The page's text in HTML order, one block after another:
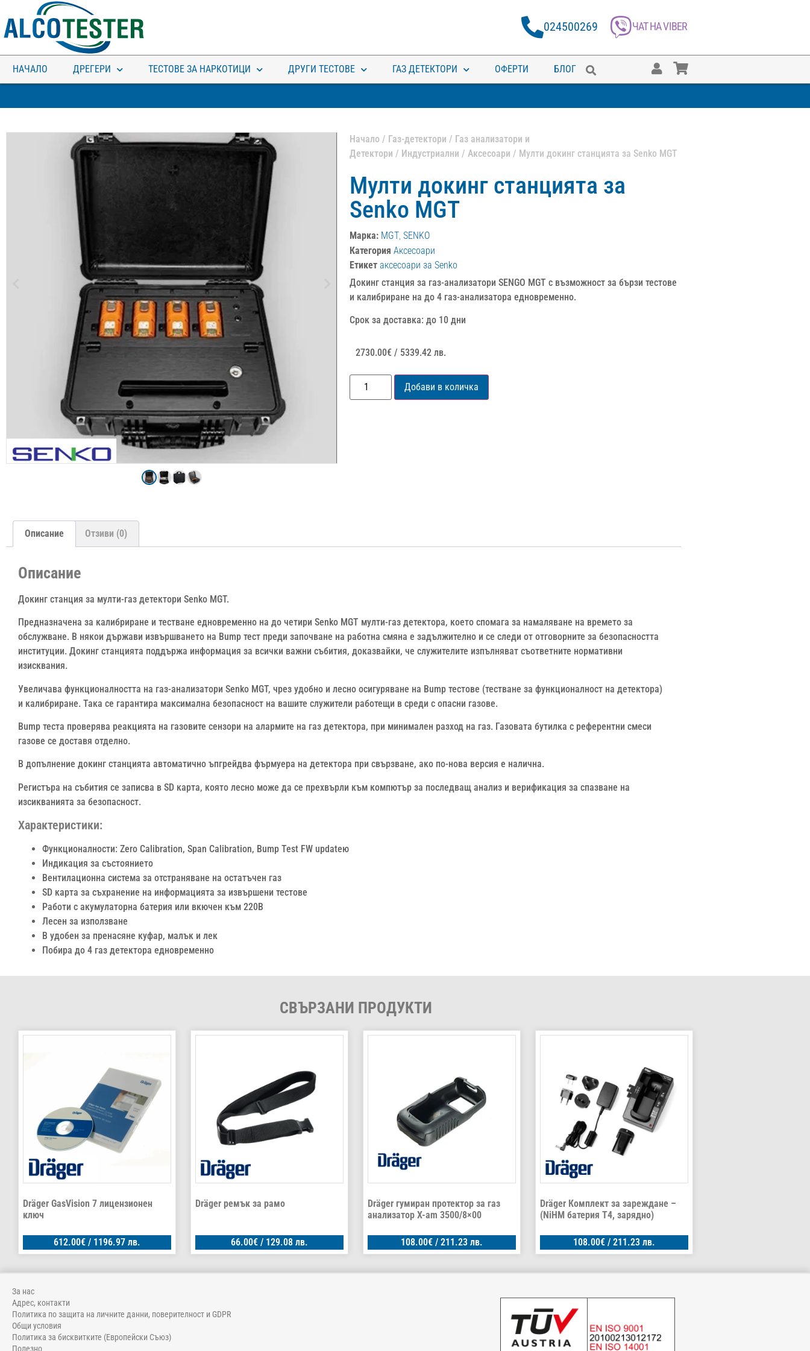
024500269 ЧАТ НА VIBER
НАЧАЛО ДРЕГЕРИ ТЕСТОВЕ ЗА НАРКОТИЦИ ДРУГИ ТЕСТОВЕ ГАЗ ДЕТЕКТОРИ ОФЕРТИ БЛОГ
Начало / Газ-детектори / Газ анализатори и
Детектори / Индустриални / Аксесоари / Мулти докинг станцията за Senko MGT
Мулти докинг станцията за
Senko MGT
Марка: MGT, SENKO
Категория Аксесоари
Етикет аксесоари за Senko
Докинг станция за газ-анализатори SENGO MGT с възможност за бързи тестове
и калибриране на до 4 газ-анализатора едновременно.
Срок за доставка: до 10 дни
2730.00€ / 5339.42 лв.
Добави в количка
Описание Отзиви (0)
Описание
Докинг станция за мулти-газ детектори Senko MGT.
Предназначена за калибриране и тестване едновременно на до четири Senko MGT мулти-газ детектора, което спомага за намаляване на времето за
обслужване. В някои държави извършването на Bump тест преди започване на работна смяна е задължително и се следи от отговорните за безопасността
институции. Докинг станцията поддържа информация за всички важни събития, доказвайки, че служителите изпълняват съответните нормативни
изисквания.
Увеличава функционалността на газ-анализатори Senko MGT, чрез удобно и лесно осигуряване на Bump тестове (тестване за функционалност на детектора)
и калибриране. Така се гарантира максимална безопасност на вашите служители работещи в среди с опасни газове.
Bump теста проверява реакцията на газовите сензори на алармите на газ детектора, при минимален разход на газ. Газовата бутилка с референтни смеси
газове се доставя отделно.
В допълнение докинг станцията автоматично ъпгрейдва фърмуера на детектора при свързване, ако по-нова версия е налична.
Регистъра на събития се записва в SD карта, която лесно може да се прехвърли към компютър за последващ анализ и верификация за спазване на
изсикванията за безопасност.
Характеристики:
Функционалности: Zero Calibration, Span Calibration, Bump Test FW updateю
Индикация за състоянието
Вентилационна система за отстраняване на остатъчен газ
SD карта за съхранение на информацията за извършени тестове
Работи с акумулаторна батерия или вкючен към 220В
Лесен за използване
В удобен за пренасяне куфар, малък и лек
Побира до 4 газ детектора едновременно
СВЪРЗАНИ ПРОДУКТИ
Dräger GasVision 7 лицензионен
ключ
612.00€ / 1196.97 лв.
Dräger ремък за рамо
66.00€ / 129.08 лв.
Dräger гумиран протектор за газ
анализатор X-am 3500/8×00
108.00€ / 211.23 лв.
Dräger Комплект за зареждане –
(NiHM батерия T4, зарядно)
108.00€ / 211.23 лв.
За нас
Адрес, контакти
Политика по защита на личните данни, поверителност и GDPR
Общи условия
Политика за бисквитките (Европейски Съюз)
Полезно